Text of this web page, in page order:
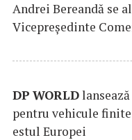
Andrei Bereandă se
Vicepreședinte
DP WORLD
pentru vehicule
estul Europei